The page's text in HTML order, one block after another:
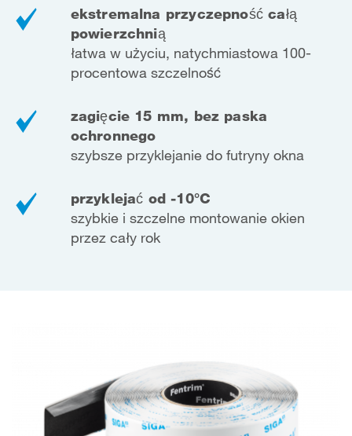
ekstremalna przyczepność całą
powierzchnią
łatwa w użyciu, natychmiastowa 100-
procentowa szczelność
zagięcie 15 mm, bez paska
ochronnego
szybsze przyklejanie do futryny okna
przyklejać od -10°C
szybkie i szczelne montowanie okien
przez cały rok